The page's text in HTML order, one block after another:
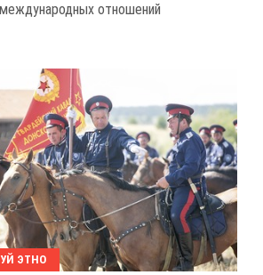
отношений
ЭТНО